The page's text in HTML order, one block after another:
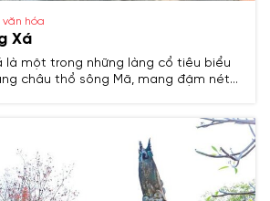
văn hóa
Xá
là một trong những làng cổ tiêu biểu
châu thổ sông Mã, mang đậm nét
sử, đồng thời lưu giữ nhiều di tích
đặc sắc.